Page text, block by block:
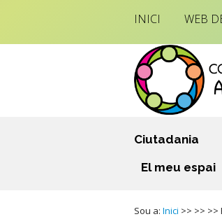
INICI WEB
Ciutadania
El meu espai
Sou a: Inici >> >>